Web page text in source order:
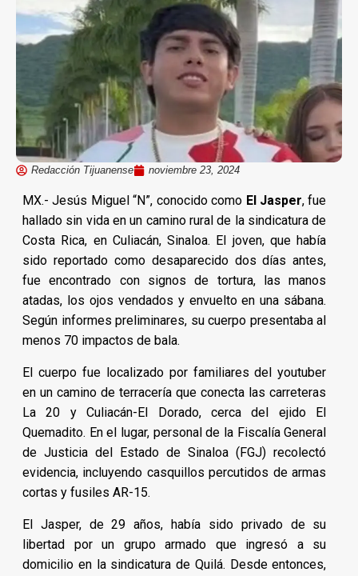
Redacción Tijuanense noviembre 23, 2024
MX.- Jesús Miguel “N”, conocido como El Jasper, fue
hallado sin vida en un camino rural de la sindicatura de
Costa Rica, en Culiacán, Sinaloa. El joven, que había
sido reportado como desaparecido dos días antes,
fue encontrado con signos de tortura, las manos
atadas, los ojos vendados y envuelto en una sábana.
Según informes preliminares, su cuerpo presentaba al
menos 70 impactos de bala.
El cuerpo fue localizado por familiares del youtuber
en un camino de terracería que conecta las carreteras
La 20 y Culiacán-El Dorado, cerca del ejido El
Quemadito. En el lugar, personal de la Fiscalía General
de Justicia del Estado de Sinaloa (FGJ) recolectó
evidencia, incluyendo casquillos percutidos de armas
cortas y fusiles AR-15.
El Jasper, de 29 años, había sido privado de su
libertad por un grupo armado que ingresó a su
domicilio en la sindicatura de Quilá. Desde entonces,